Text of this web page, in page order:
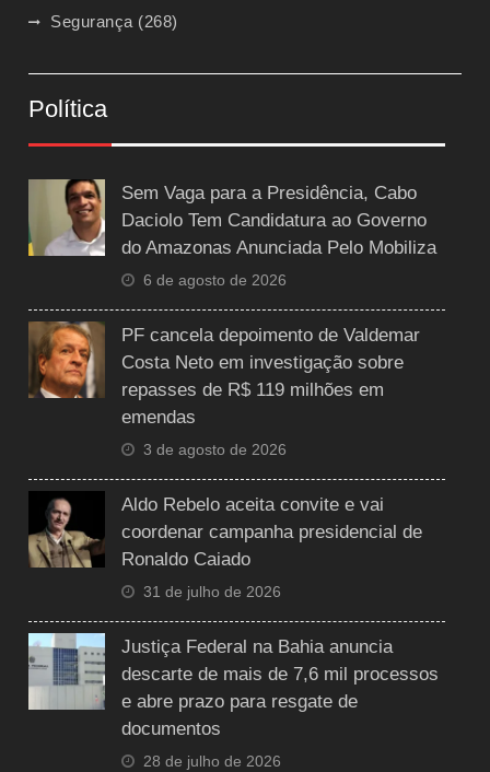
Segurança (268)
Política
Sem Vaga para a Presidência, Cabo
Daciolo Tem Candidatura ao Governo
do Amazonas Anunciada Pelo Mobiliza
6 de agosto de 2026
PF cancela depoimento de Valdemar
Costa Neto em investigação sobre
repasses de R$ 119 milhões em
emendas
3 de agosto de 2026
Aldo Rebelo aceita convite e vai
coordenar campanha presidencial de
Ronaldo Caiado
31 de julho de 2026
Justiça Federal na Bahia anuncia
descarte de mais de 7,6 mil processos
e abre prazo para resgate de
documentos
28 de julho de 2026